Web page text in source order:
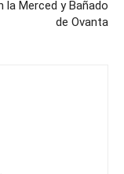
la Merced y Bañado
de Ovanta